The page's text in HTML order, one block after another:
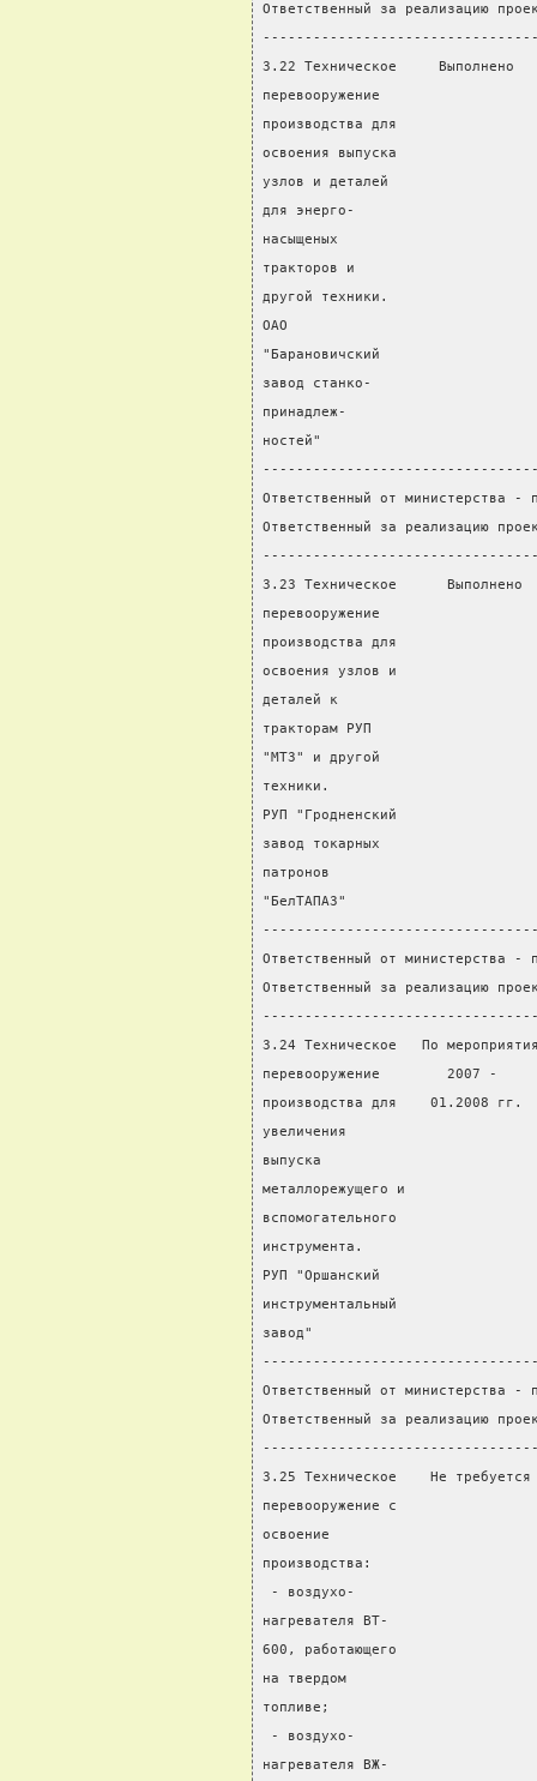
Ответственный за реализацию
3.22 Техническое
перевооружение
производства для
освоения выпуска
узлов и деталей
для энерго-
насыщеных
тракторов и
другой техники.
ОАО
"Барановичский
завод станко-
принадлеж-
ностей"
Ответственный от министерства -
Ответственный за реализацию
3.23 Техническое
перевооружение
производства для
освоения узлов и
деталей к
тракторам РУП
"МТЗ" и другой
техники.
РУП "Гродненский
завод токарных
патронов
"БелТАПАЗ"
Ответственный от министерства -
Ответственный за реализацию
3.24 Техническое   По
перевооружение        2007
производства для
увеличения
выпуска
металлорежущего и
вспомогательного
инструмента.
РУП "Оршанский
инструментальный
завод"
Ответственный от министерства -
Ответственный за реализацию
3.25 Техническое    Не
перевооружение с
освоение
производства:
- воздухо-
нагревателя ВТ-
600, работающего
на твердом
топливе;
- воздухо-
нагревателя ВЖ-